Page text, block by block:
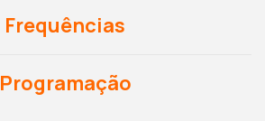
Frequências
Programação